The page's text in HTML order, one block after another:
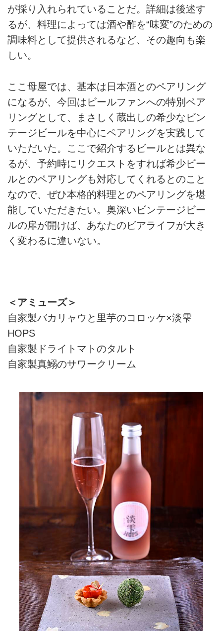
が採り入れられていることだ。詳細は後述す
るが、料理によっては酒や酢を“味変”のための
調味料として提供されるなど、その趣向も楽
しい。
ここ母屋では、基本は日本酒とのペアリング
になるが、今回はビールファンへの特別ペア
リングとして、まさしく蔵出しの希少なビン
テージビールを中心にペアリングを実践して
いただいた。ここで紹介するビールとは異な
るが、予約時にリクエストをすれば希少ビー
ルとのペアリングも対応してくれるとのこと
なので、ぜひ本格的料理とのペアリングを堪
能していただきたい。奥深いビンテージビー
ルの扉が開けば、あなたのビアライフが大き
く変わるに違いない。
＜アミューズ＞
自家製バカリャウと里芋のコロッケ×淡雫
HOPS
自家製ドライトマトのタルト
自家製真鰯のサワークリーム